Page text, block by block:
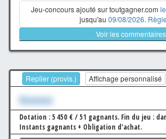
Jeu-concours ajouté sur toutgagner.com
jusqu'au 09/08/2026.
Voir les commentaires
Replier (provis.) Affichage personnalisé
Xxxxxxx
Dotation : 5 450 € / 51 gagnants. Fin du jeu :
Instants gagnants + Obligation d'achat.